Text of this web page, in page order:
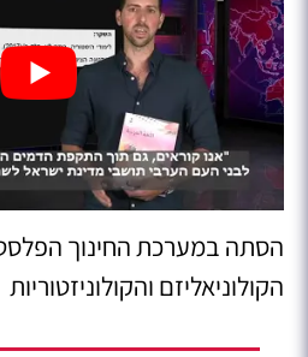
הסתה במערכת החינוך
הקולוניאליזם והקולוניזטוריות